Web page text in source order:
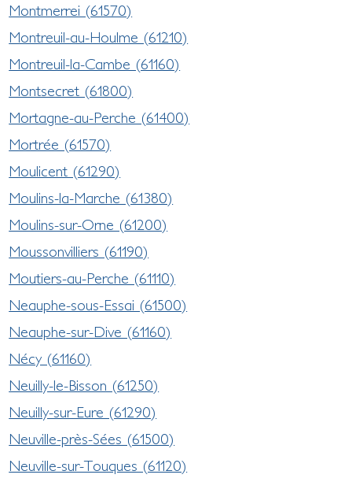
Montmerrei (61570)
Montreuil-au-Houlme (61210)
Montreuil-la-Cambe (61160)
Montsecret (61800)
Mortagne-au-Perche (61400)
Mortrée (61570)
Moulicent (61290)
Moulins-la-Marche (61380)
Moulins-sur-Orne (61200)
Moussonvilliers (61190)
Moutiers-au-Perche (61110)
Neauphe-sous-Essai (61500)
Neauphe-sur-Dive (61160)
Nécy (61160)
Neuilly-le-Bisson (61250)
Neuilly-sur-Eure (61290)
Neuville-près-Sées (61500)
Neuville-sur-Touques (61120)